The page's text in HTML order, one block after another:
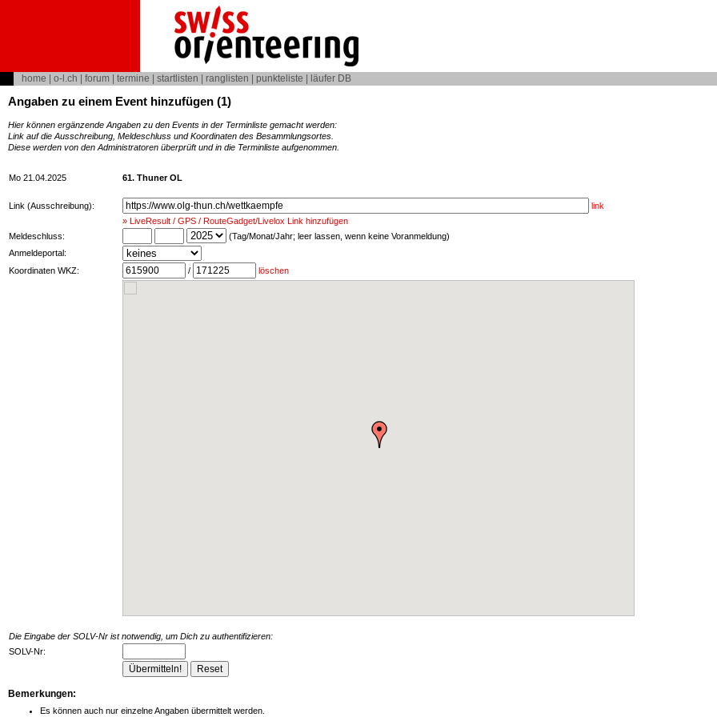
home o-l.ch forum termine startlisten ranglisten punkteliste läufer DB
Angaben zu einem Event hinzufügen (1)
Hier können ergänzende Angaben zu den Events in der Terminliste gemacht werden:
Link auf die Ausschreibung, Meldeschluss und Koordinaten des Besammlungsortes.
Diese werden von den Administratoren überprüft und in die Terminliste aufgenommen.
Mo 21.04.2025 61. Thuner OL
Link (Ausschreibung):
link
» LiveResult / GPS / RouteGadget/Livelox Link hinzufügen
Meldeschluss:
(Tag/Monat/Jahr; leer lassen, wenn keine Voranmeldung)
Anmeldeportal:
Koordinaten WKZ:
/ löschen
Die Eingabe der SOLV-Nr ist notwendig, um Dich zu authentifizieren:
SOLV-Nr:
Bemerkungen:
Es können auch nur einzelne Angaben übermittelt werden.